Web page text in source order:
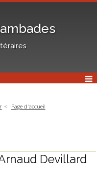
Page d'accueil
Devillard